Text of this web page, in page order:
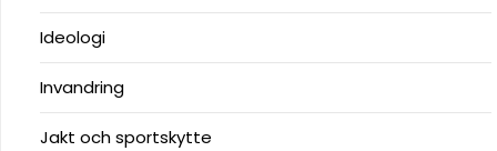
Ideologi
Invandring
Jakt och sportskytte